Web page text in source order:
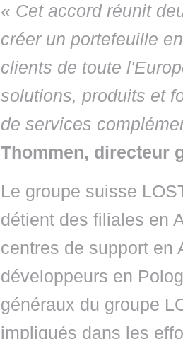
« Cet accord réunit
créer un portefeuille
clients de toute
solutions, produits et
de services
Thommen, directeur
Le groupe suisse
détient des filiales en
centres de support en
développeurs en
généraux du groupe
impliqués dans les